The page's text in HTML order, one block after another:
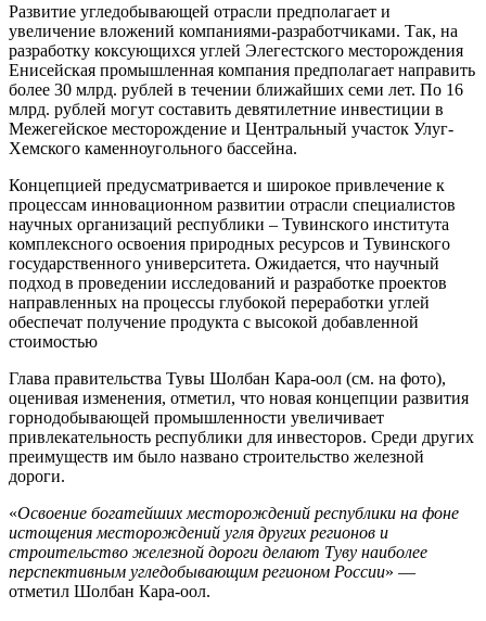
Развитие угледобывающей отрасли предполагает и
увеличение вложений компаниями-разработчиками. Так, на
разработку коксующихся углей Элегестского месторождения
Енисейская промышленная компания предполагает направить
более 30 млрд. рублей в течении ближайших семи лет. По 16
млрд. рублей могут составить девятилетние инвестиции в
Межегейское месторождение и Центральный участок Улуг-
Хемского каменноугольного бассейна.
Концепцией предусматривается и широкое привлечение к
процессам инновационном развитии отрасли специалистов
научных организаций республики – Тувинского института
комплексного освоения природных ресурсов и Тувинского
государственного университета. Ожидается, что научный
подход в проведении исследований и разработке проектов
направленных на процессы глубокой переработки углей
обеспечат получение продукта с высокой добавленной
стоимостью
Глава правительства Тувы Шолбан Кара-оол (см. на фото),
оценивая изменения, отметил, что новая концепции развития
горнодобывающей промышленности увеличивает
привлекательность республики для инвесторов. Среди других
преимуществ им было названо строительство железной
дороги.
«Освоение богатейших месторождений республики на фоне
истощения месторождений угля других регионов и
строительство железной дороги делают Туву наиболее
перспективным угледобывающим регионом России» —
отметил Шолбан Кара-оол.